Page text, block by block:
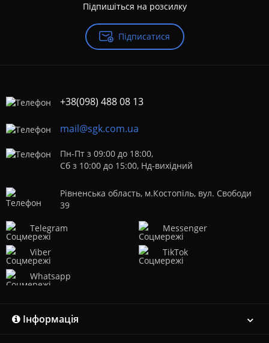
Підпишіться на розсилку
Підписатися
+38(098) 488 08 13
mail@sgk.com.ua
Пн-Пт з 09:00 до 18:00,
Сб з 10:00 до 15:00, Нд-вихідний
Рівненська область, м.Костопіль, вул. Свободи
39
Telegram
Viber
Whatsapp
Messenger
TikTok
Інформація